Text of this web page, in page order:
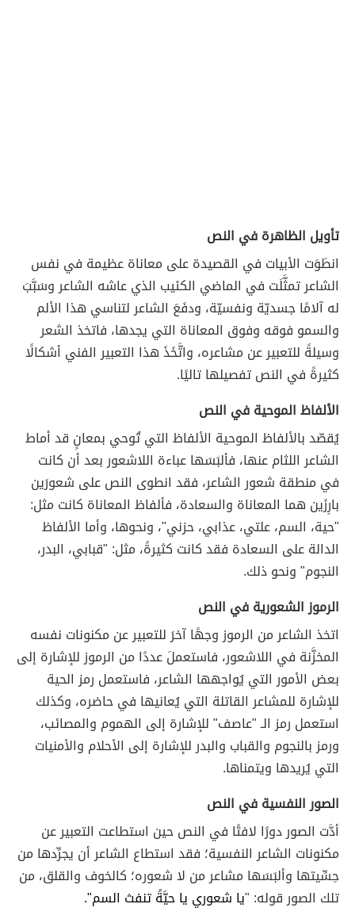
تأويل الظاهرة في النص
انطَوَت الأبيات في القصيدة على معاناة عظيمة في نفس
الشاعر تمثَّلَت في الماضي الكئيب الذي عاشه الشاعر وسَبَّبَ
له آلامًا جسديّة ونفسيّة، ودفَعَ الشاعر لتناسي هذا الألم
والسمو فوقه وفوق المعاناة التي يجدها، فاتخذ الشعر
وسيلةً للتعبير عن مشاعره، واتَّخَذَ هذا التعبير الفني أشكالًا
كثيرةً في النص تفصيلها تاليًا.
الألفاظ الموحية في النص
يُقصّد بالألفاظ الموحية الألفاظ التي تُوحي بمعانٍ قد أماط
الشاعر اللثام عنها، فألبَسَها عباءة اللاشعور بعد أن كانت
في منطقة شعور الشاعر، فقد انطوى النص على شعورَين
بارِزَين هما المعاناة والسعادة، فألفاظ المعاناة كانت مثل:
"حية، السم، علتي، عذابي، حزني"، ونحوها، وأما الألفاظ
الدالة على السعادة فقد كانت كثيرةً، مثل: "قبابي، البدر،
النجوم" ونحو ذلك.
الرموز الشعورية في النص
اتخذ الشاعر من الرموز وجهًا آخرَ للتعبير عن مكنونات نفسه
المخزَّنة في اللاشعور، فاستعملَ عددًا من الرموز للإشارة إلى
بعض الأمور التي يُواجهها الشاعر، فاستعمل رمز الحية
للإشارة للمشاعر القاتلة التي يُعانيها في حاضره، وكذلك
استعمل رمز الـ "عاصف" للإشارة إلى الهموم والمصائب،
ورمز بالنجوم والقباب والبدر للإشارة إلى الأحلام والأمنيات
التي يُريدها ويتمناها.
الصور النفسية في النص
أدَّت الصور دورًا لافتًا في النص حين استطاعت التعبير عن
مكنونات الشاعر النفسية؛ فقد استطاع الشاعر أن يجرِّدها من
حِسِّيتها وألبَسَها مشاعر من لا شعوره؛ كالخوف والقلق، من
تلك الصور قوله: "يا شعوري يا حيَّةً تنفث السم".